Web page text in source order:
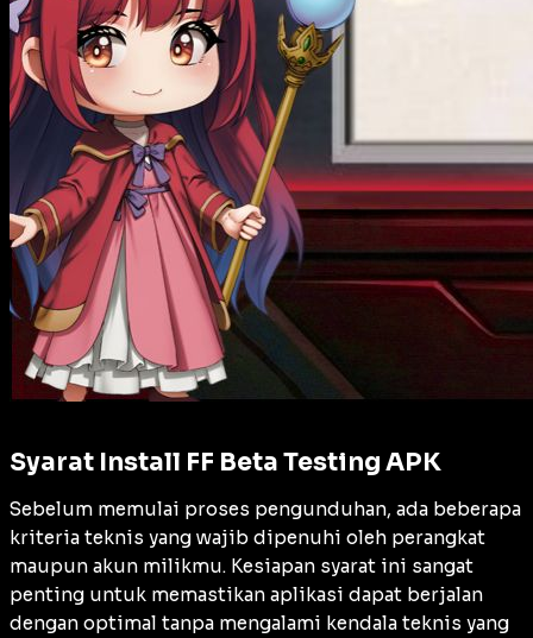
Syarat Install FF Beta Testing APK
Sebelum memulai proses pengunduhan, ada beberapa
kriteria teknis yang wajib dipenuhi oleh perangkat
maupun akun milikmu. Kesiapan syarat ini sangat
penting untuk memastikan aplikasi dapat berjalan
dengan optimal tanpa mengalami kendala teknis yang